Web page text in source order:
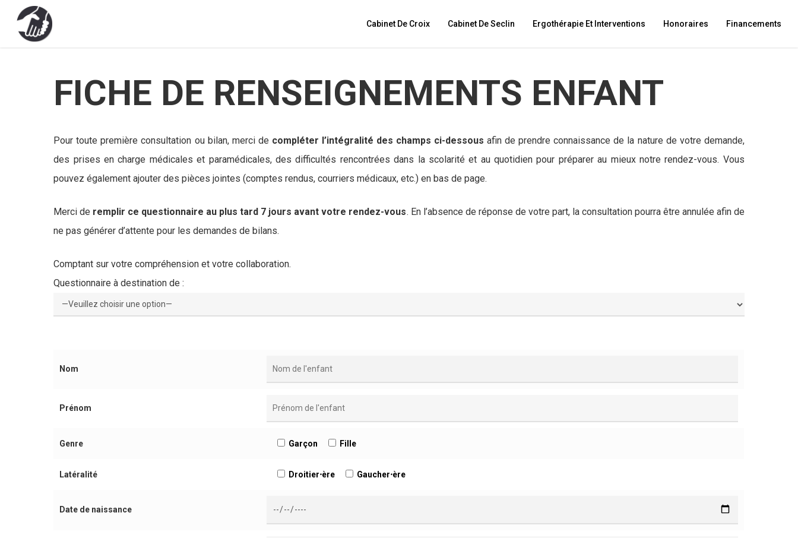
Cabinet De Croix Cabinet De Seclin Ergothérapie Et Interventions Honoraires Financements
FICHE DE RENSEIGNEMENTS ENFANT
Pour toute première consultation ou bilan, merci de compléter l’intégralité des champs ci-dessous afin de prendre connaissance de la nature de votre demande,
des prises en charge médicales et paramédicales, des difficultés rencontrées dans la scolarité et au quotidien pour préparer au mieux notre rendez-vous. Vous
pouvez également ajouter des pièces jointes (comptes rendus, courriers médicaux, etc.) en bas de page.
Merci de remplir ce questionnaire au plus tard 7 jours avant votre rendez-vous. En l’absence de réponse de votre part, la consultation pourra être annulée afin de
ne pas générer d’attente pour les demandes de bilans.
Comptant sur votre compréhension et votre collaboration.
Questionnaire à destination de :
Nom
Prénom
Genre Garçon Fille
Latéralité Droitier⋅ère Gaucher⋅ère
Date de naissance